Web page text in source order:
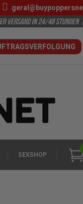
SEXSHOP